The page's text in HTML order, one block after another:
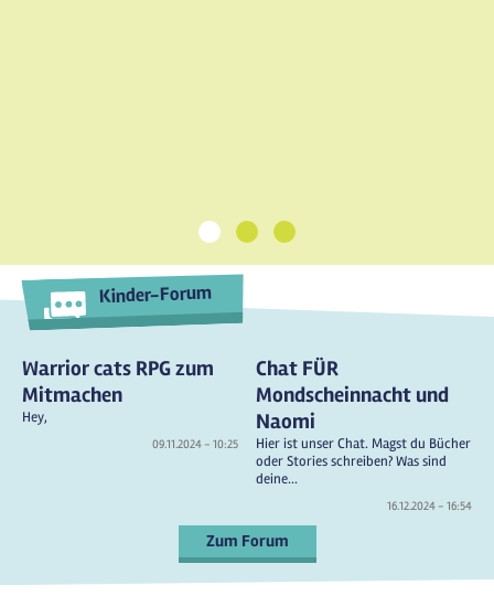
1 2 3
Kinder-Forum
Warrior cats RPG zum
Mitmachen
Hey,
09.11.2024 - 10:25
Chat FÜR
Mondscheinnacht und
Naomi
Hier ist unser Chat. Magst du Bücher
oder Stories schreiben? Was sind
deine...
16.12.2024 - 16:54
Zum Forum